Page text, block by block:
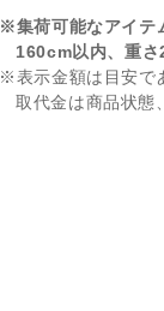
※集荷可能なアイテ
160cm以内、重さ
※表示金額は目安で
取代金は商品状態